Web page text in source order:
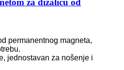
za dizalicu od
permanentnog magneta,
jednostavan za nošenje i